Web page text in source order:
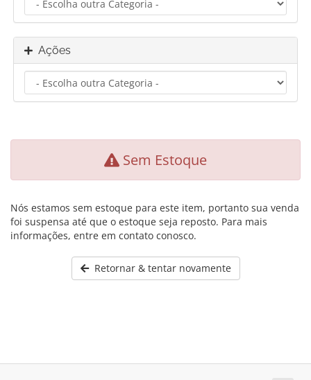
Ações
Sem Estoque
Nós estamos sem estoque para este item, portanto sua venda
foi suspensa até que o estoque seja reposto. Para mais
informações, entre em contato conosco.
Retornar & tentar novamente